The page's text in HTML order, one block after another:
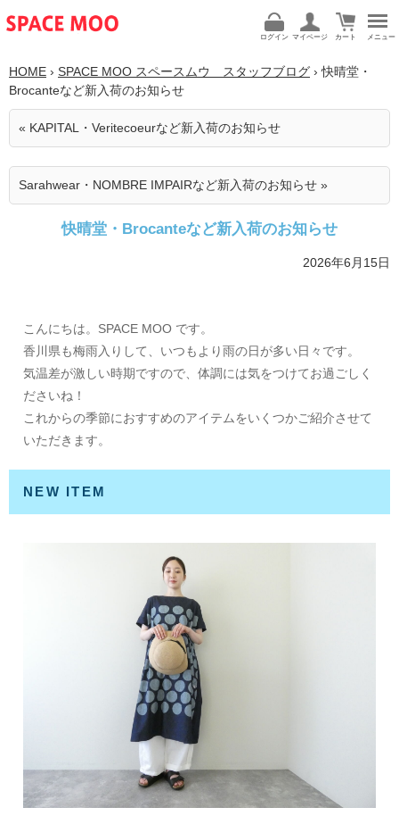
メニュー
カート
マイページ
ログイン
HOME › SPACE MOO スペースムウ スタッフブログ › 快晴堂・
Brocanteなど新入荷のお知らせ
« KAPITAL・Veritecoeurなど新入荷のお知らせ
Sarahwear・NOMBRE IMPAIRなど新入荷のお知らせ »
快晴堂・Brocanteなど新入荷のお知らせ
2026年6月15日
こんにちは。SPACE MOO です。
香川県も梅雨入りして、いつもより雨の日が多い日々です。
気温差が激しい時期ですので、体調には気をつけてお過ごしく
ださいね！
これからの季節におすすめのアイテムをいくつかご紹介させて
いただきます。
NEW ITEM